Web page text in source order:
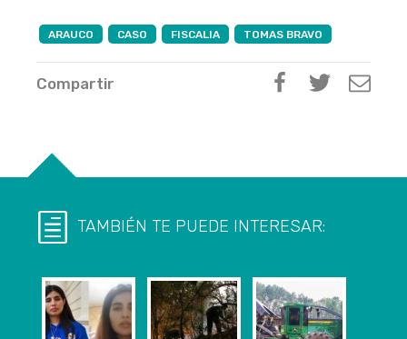
ARAUCO CASO FISCALIA TOMAS BRAVO
Compartir
TAMBIÉN TE PUEDE INTERESAR: